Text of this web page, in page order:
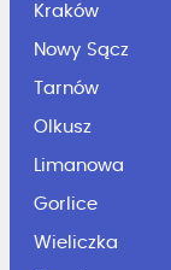
Kraków
Nowy Sącz
Tarnów
Olkusz
Limanowa
Gorlice
Wieliczka